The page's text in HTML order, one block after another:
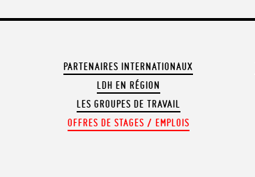
PARTENAIRES INTERNATIONAUX
LDH EN RÉGION
LES GROUPES DE TRAVAIL
OFFRES DE STAGES / EMPLOIS